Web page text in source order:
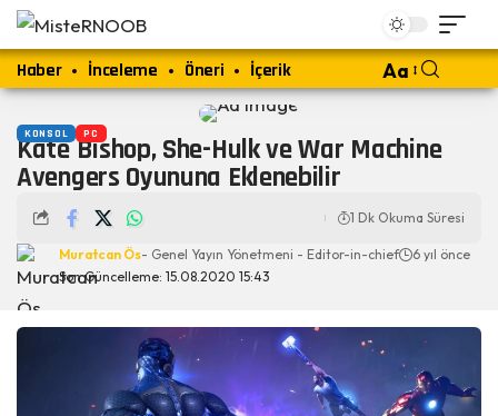
Haber İnceleme Öneri İçerik Aa
KONSOL PC
Kate Bishop, She-Hulk ve War Machine
Avengers Oyununa Eklenebilir
Son Güncelleme: 15.08.2020 15:43
Muratcan Ös- Genel Yayın Yönetmeni - Editor-in-chief 6 yıl önce
1 Dk Okuma Süresi